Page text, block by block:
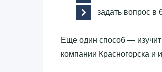
задать вопрос
Еще один способ —
компании Красногорска и